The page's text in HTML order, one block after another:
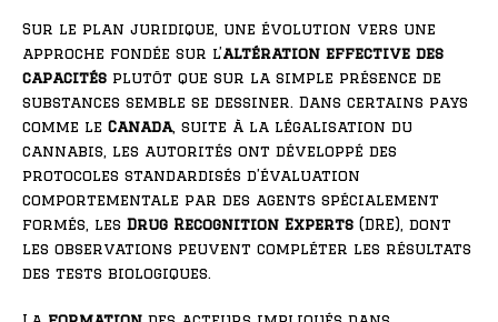
Sur le plan juridique, une évolution vers une
approche fondée sur l’altération effective des
capacités plutôt que sur la simple présence de
substances semble se dessiner. Dans certains pays
comme le Canada, suite à la légalisation du
cannabis, les autorités ont développé des
protocoles standardisés d’évaluation
comportementale par des agents spécialement
formés, les Drug Recognition Experts (DRE), dont
les observations peuvent compléter les résultats
des tests biologiques.